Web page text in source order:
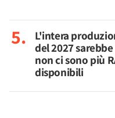
L'intera
del 2027
non ci sono più
disponibili